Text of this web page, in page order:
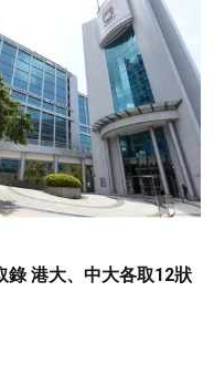
錄 港大、中大各取12狀